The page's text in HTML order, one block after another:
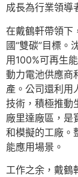
成長為行業領導
在戴鶴軒帶領下
國“雙碳”目標。
用100%可再生
動力電池供應商
產。公司還利用
技術，積極推動
廠里達廠區，是
和模擬的工廠。
能應用場景。
工作之余，戴鶴